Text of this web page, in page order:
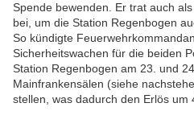
Spende bewenden. Er trat auch
bei, um die Station Regenbogen
So kündigte
Sicherheitswachen für die beiden
Station Regenbogen am 23. und
Mainfrankensälen (siehe
stellen, was dadurch den Erlös um